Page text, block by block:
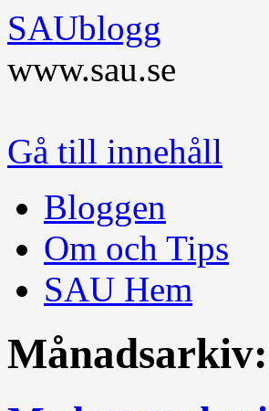
SAUblogg
www.sau.se
Gå till innehåll
Bloggen
Om och Tips
SAU Hem
Månadsarkiv: